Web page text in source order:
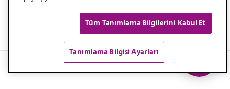
2.0 Aramanız için daha az kelime kullanın
Popüler aramalarTüm Tanımlama Bilgilerini Kabul Et
Tanımlama Bilgisi Ayarları